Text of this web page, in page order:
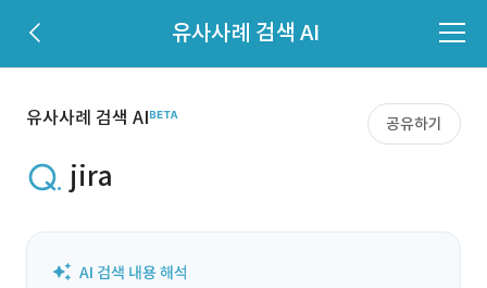
유사사례 검색 AI
유사사례 검색 AI 공유하기
jira